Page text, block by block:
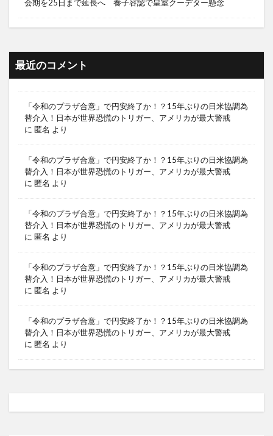
会期を25日まで延長へ 養子容認で皇室クーデター懸念
最近のコメント
「令和のプラザ合意」で円安終了か！？15年ぶりの日米協調為
替介入！日本が世界恐慌のトリガー、アメリカが最大警戒
に 匿名 より
「令和のプラザ合意」で円安終了か！？15年ぶりの日米協調為
替介入！日本が世界恐慌のトリガー、アメリカが最大警戒
に 匿名 より
「令和のプラザ合意」で円安終了か！？15年ぶりの日米協調為
替介入！日本が世界恐慌のトリガー、アメリカが最大警戒
に 匿名 より
「令和のプラザ合意」で円安終了か！？15年ぶりの日米協調為
替介入！日本が世界恐慌のトリガー、アメリカが最大警戒
に 匿名 より
「令和のプラザ合意」で円安終了か！？15年ぶりの日米協調為
替介入！日本が世界恐慌のトリガー、アメリカが最大警戒
に 匿名 より